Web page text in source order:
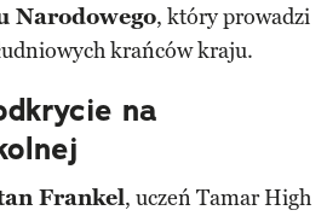
Narodowego, który prowadzi
krańców kraju.
na
Frankel, uczeń Tamar High